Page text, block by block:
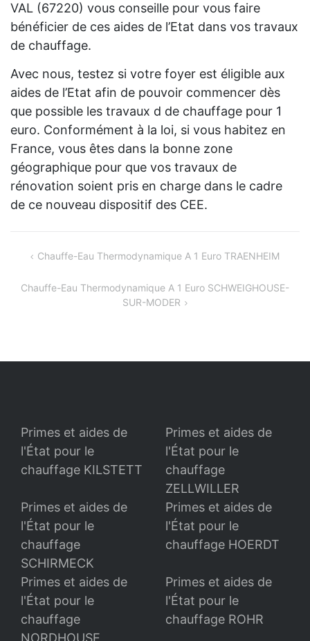
VAL (67220) vous conseille pour vous faire
bénéficier de ces aides de l’Etat dans vos travaux
de chauffage.
Avec nous, testez si votre foyer est éligible aux
aides de l’Etat afin de pouvoir commencer dès
que possible les travaux d de chauffage pour 1
euro. Conformément à la loi, si vous habitez en
France, vous êtes dans la bonne zone
géographique pour que vos travaux de
rénovation soient pris en charge dans le cadre
de ce nouveau dispositif des CEE.
Navigation
Chauffe-Eau Thermodynamique A 1 Euro TRAENHEIM
Chauffe-Eau Thermodynamique A 1 Euro SCHWEIGHOUSE-
SUR-MODER
Primes et aides de
l'État pour le
chauffage KILSTETT
Primes et aides de
l'État pour le
chauffage
ZELLWILLER
Primes et aides de
l'État pour le
chauffage
SCHIRMECK
Primes et aides de
l'État pour le
chauffage HOERDT
Primes et aides de
l'État pour le
chauffage
NORDHOUSE
Primes et aides de
l'État pour le
chauffage ROHR